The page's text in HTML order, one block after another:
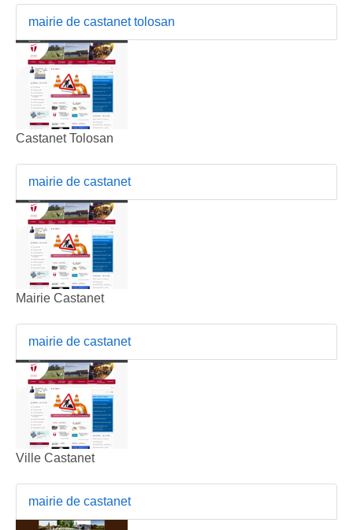
mairie de castanet tolosan
Castanet Tolosan
mairie de castanet
Mairie Castanet
mairie de castanet
Ville Castanet
mairie de castanet